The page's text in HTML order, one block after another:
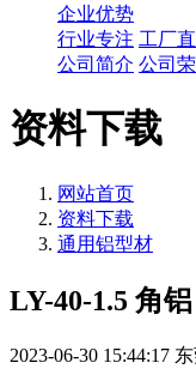
企业优势
行业专注 工厂
公司简介 公司
资料下载
网站首页
资料下载
通用铝型材
LY-40-1.5 角铝
2023-06-30 15:44:17